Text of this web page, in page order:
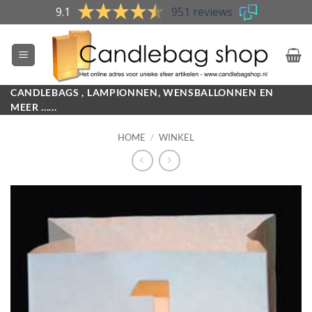
to
content
9.1 951 reviews
CANDLEBAGS , LAMPIONNEN, WENSBALLONNEN EN
MEER ......
HOME / WINKEL